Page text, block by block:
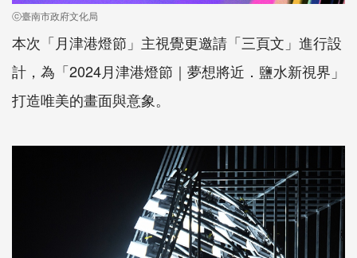
ⓒ臺南市政府文化局
本次「月津港燈節」主視覺更邀請「三頁文」進行設
計，為「2024月津港燈節｜夢想將近．鹽水新視界」
打造唯美的畫面與意象。